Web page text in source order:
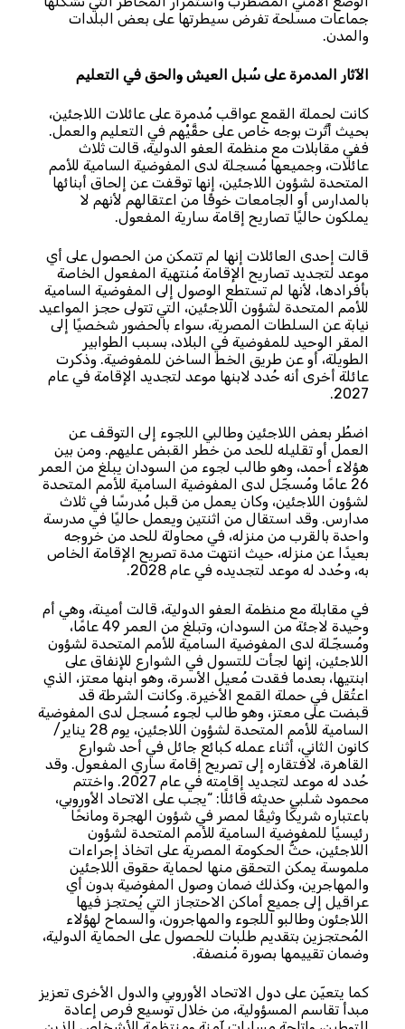
جماعات مسلحة تفرض سيطرتها على بعض البلدات
والمدن.
الآثار المدمرة على سُبل العيش والحق في التعليم
كانت لحملة القمع عواقب مُدمرة على عائلات اللاجئين،
بحيث أثَّرت بوجه خاص على حقَّيْهم في التعليم والعمل.
ففي مقابلات مع منظمة العفو الدولية، قالت ثلاث
عائلات، وجميعها مُسجلة لدى المفوضية السامية للأمم
المتحدة لشؤون اللاجئين، إنها توقفت عن إلحاق أبنائها
بالمدارس أو الجامعات خوفًا من اعتقالهم لأنهم لا
يملكون حاليًا تصاريح إقامة سارية المفعول.
قالت إحدى العائلات إنها لم تتمكن من الحصول على أي
موعد لتجديد تصاريح الإقامة مُنتهية المفعول الخاصة
بأفرادها، لأنها لم تستطع الوصول إلى المفوضية السامية
للأمم المتحدة لشؤون اللاجئين، التي تتولى حجز المواعيد
نيابة عن السلطات المصرية، سواء بالحضور شخصيًا إلى
المقر الوحيد للمفوضية في البلاد، بسبب الطوابير
الطويلة، أو عن طريق الخط الساخن للمفوضية. وذكرت
عائلة أخرى أنه حُدد لابنها موعد لتجديد الإقامة في عام
2027.
اضطُر بعض اللاجئين وطالبي اللجوء إلى التوقف عن
العمل أو تقليله للحد من خطر القبض عليهم. ومن بين
هؤلاء أحمد، وهو طالب لجوء من السودان يبلغ من العمر
26 عامًا ومُسجّل لدى المفوضية السامية للأمم المتحدة
لشؤون اللاجئين، وكان يعمل من قبل مُدرسًا في ثلاث
مدارس. وقد استقال من اثنتين ويعمل حاليًا في مدرسة
واحدة بالقرب من منزله، في محاولة للحد من خروجه
بعيدًا عن منزله، حيث انتهت مدة تصريح الإقامة الخاص
به، وحُدد له موعد لتجديده في عام 2028.
في مقابلة مع منظمة العفو الدولية، قالت أمينة، وهي أم
وحيدة لاجئة من السودان، وتبلغ من العمر 49 عامًا،
ومُسجّلة لدى المفوضية السامية للأمم المتحدة لشؤون
اللاجئين، إنها لجأت للتسول في الشوارع للإنفاق على
ابنتيها، بعدما فقدت مُعيل الأسرة، وهو ابنها معتز، الذي
اعتُقل في حملة القمع الأخيرة. وكانت الشرطة قد
قبضت على معتز، وهو طالب لجوء مُسجل لدى المفوضية
السامية للأمم المتحدة لشؤون اللاجئين، يوم 28 يناير/
كانون الثاني، أثناء عمله كبائع جائل في أحد شوارع
القاهرة، لافتقاره إلى تصريح إقامة ساري المفعول. وقد
حُدد له موعد لتجديد إقامته في عام 2027. واختتم
محمود شلبي حديثه قائلًا: “يجب على الاتحاد الأوروبي،
باعتباره شريكًا وثيقًا لمصر في شؤون الهجرة ومانحًا
رئيسيًا للمفوضية السامية للأمم المتحدة لشؤون
اللاجئين، حثُّ الحكومة المصرية على اتخاذ إجراءات
ملموسة يمكن التحقق منها لحماية حقوق اللاجئين
والمهاجرين، وكذلك ضمان وصول المفوضية بدون أي
عراقيل إلى جميع أماكن الاحتجاز التي يُحتجز فيها
اللاجئون وطالبو اللجوء والمهاجرون، والسماح لهؤلاء
المُحتجزين بتقديم طلبات للحصول على الحماية الدولية،
وضمان تقييمها بصورة مُنصفة.
كما يتعيّن على دول الاتحاد الأوروبي والدول الأخرى تعزيز
مبدأ تقاسم المسؤولية، من خلال توسيع فرص إعادة